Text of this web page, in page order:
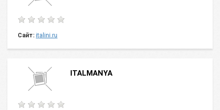
Сайт: italini.ru
ITALMANYA